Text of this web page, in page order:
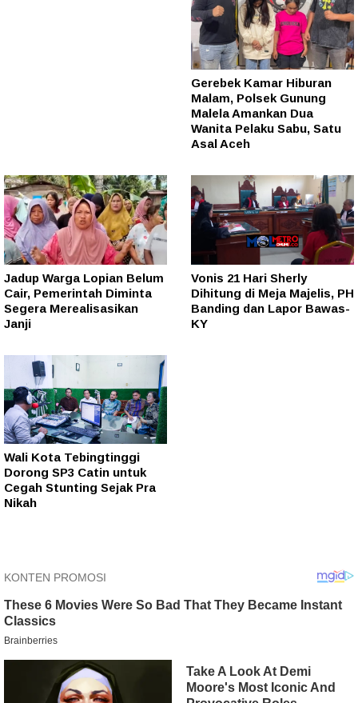
Gerebek Kamar Hiburan
Malam, Polsek Gunung
Malela Amankan Dua
Wanita Pelaku Sabu, Satu
Asal Aceh
Jadup Warga Lopian Belum
Cair, Pemerintah Diminta
Segera Merealisasikan
Janji
Vonis 21 Hari Sherly
Dihitung di Meja Majelis, PH
Banding dan Lapor Bawas-
KY
Wali Kota Tebingtinggi
Dorong SP3 Catin untuk
Cegah Stunting Sejak Pra
Nikah